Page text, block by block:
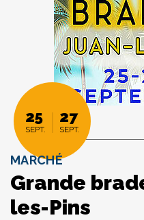
25
SEPT.
27
SEPT.
MARCHÉ
Grande
les-Pins